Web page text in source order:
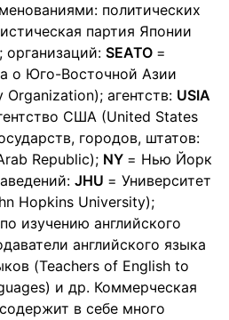
политических
партия Японии
организаций: SEATO =
о Юго-Восточной Азии
агентств: USIA
США (United States
городов, штатов:
Republic); NY = Нью Йорк
JHU = Университет
Hopkins University);
изучению английского
английского языка
(Teachers of English to
и др. Коммерческая
в себе много